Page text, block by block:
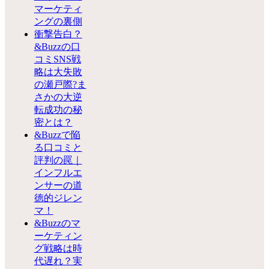
マーケティ
ングの裏側
衝撃告白？
&Buzzの口
コミSNS戦
略は大失敗
の瀬戸際?ま
さかの大逆
転成功の秘
密とは？
&Buzzで陥
る口コミと
評判の罠｜
インフルエ
ンサーの道
徳的ジレン
マ！
&Buzzのマ
ーケティン
グ戦略は時
代遅れ？実